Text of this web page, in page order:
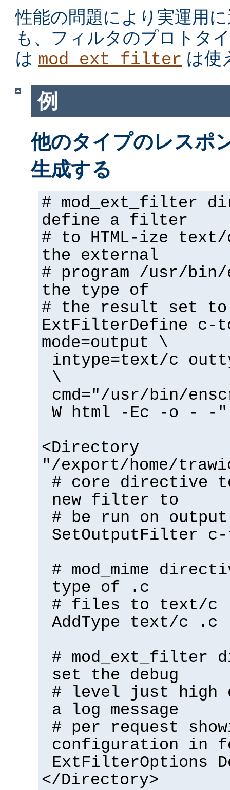
性能の問題により実運用
も、フィルタのプロトタ
は mod_ext_filter は使
例
他のタイプのレスポ
生成する
# mod_ext_filter
define a filter
# to HTML-ize
the external
# program /usr/
the type of
# the result set
ExtFilterDefine c-
mode=output \
intype=text/c
\
cmd="/usr/bin/
W html -Ec -o - -"
<Directory
"/export/home/
# core directive
new filter to
# be run on output
SetOutputFilter
# mod_mime
type of .c
# files to text/c
AddType text/c .c
# mod_ext_filter
set the debug
# level just high
a log message
# per request
configuration in
ExtFilterOptions
</Directory>